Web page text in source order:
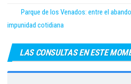
Parque de los Venados: entre el
impunidad cotidiana
LAS CONSULTAS EN ESTE